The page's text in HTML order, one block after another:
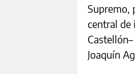
Supremo,
central de
Joaquín